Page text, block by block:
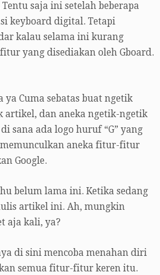
saja ini setelah beberapa
keyboard digital. Tetapi
kalau selama ini kurang
yang disediakan oleh Gboard.
ya Cuma sebatas buat ngetik
artikel, dan aneka ngetik-ngetik
sana ada logo huruf “G” yang
aneka fitur-fitur
Google.
belum lama ini. Ketika sedang
artikel ini. Ah, mungkin
aja kali, ya?
di sini mencoba menahan diri
semua fitur-fitur keren itu.